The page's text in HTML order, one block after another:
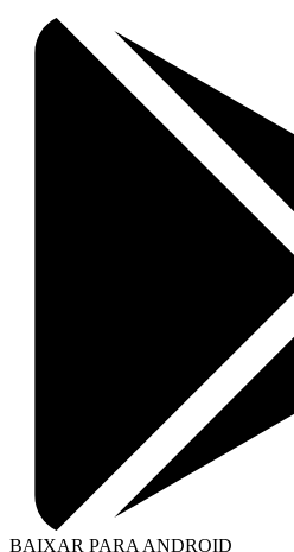
BAIXAR PARA ANDROID